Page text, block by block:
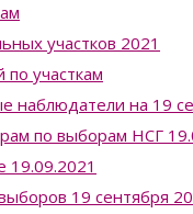
участков 2021
по участкам
наблюдатели на 19
по выборам НСГ
19.09.2021
19 сентября